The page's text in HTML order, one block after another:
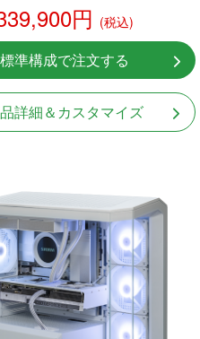
円 (税込)
標準構成で注文する
詳細＆カスタマイズ